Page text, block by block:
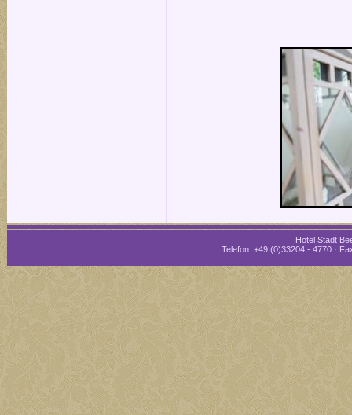
Hotel Stadt
Telefon: +49 (0)33204 - 4770 ·